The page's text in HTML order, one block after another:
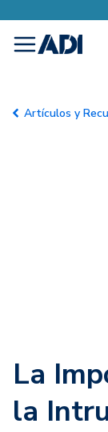
menu
Artículos y
La
la